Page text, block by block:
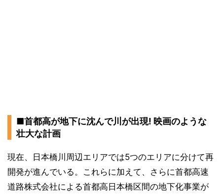
■首都高が地下に沈んで川が出現! 映画のような
壮大な計画
現在、日本橋川周辺エリアでは5つのエリアに分けて再
開発が進んでいる。これらに加えて、さらに首都高速
道路株式会社による首都高日本橋区間の地下化事業が